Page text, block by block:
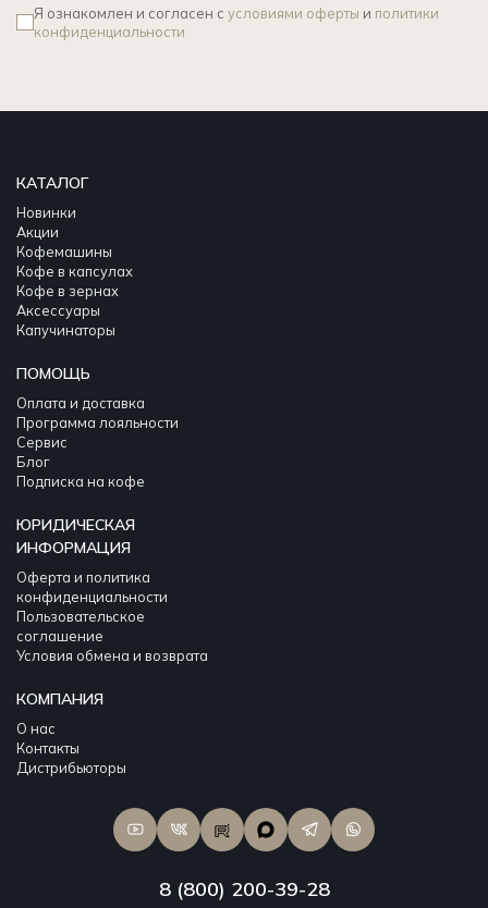
Я ознакомлен и согласен с условиями оферты и политики
конфиденциальности
КАТАЛОГ
Новинки
Акции
Кофемашины
Кофе в капсулах
Кофе в зернах
Аксессуары
Капучинаторы
ПОМОЩЬ
Оплата и доставка
Программа лояльности
Сервис
Блог
Подписка на кофе
ЮРИДИЧЕСКАЯ
ИНФОРМАЦИЯ
Оферта и политика
конфиденциальности
Пользовательское
соглашение
Условия обмена и возврата
КОМПАНИЯ
О нас
Контакты
Дистрибьюторы
8 (800) 200-39-28